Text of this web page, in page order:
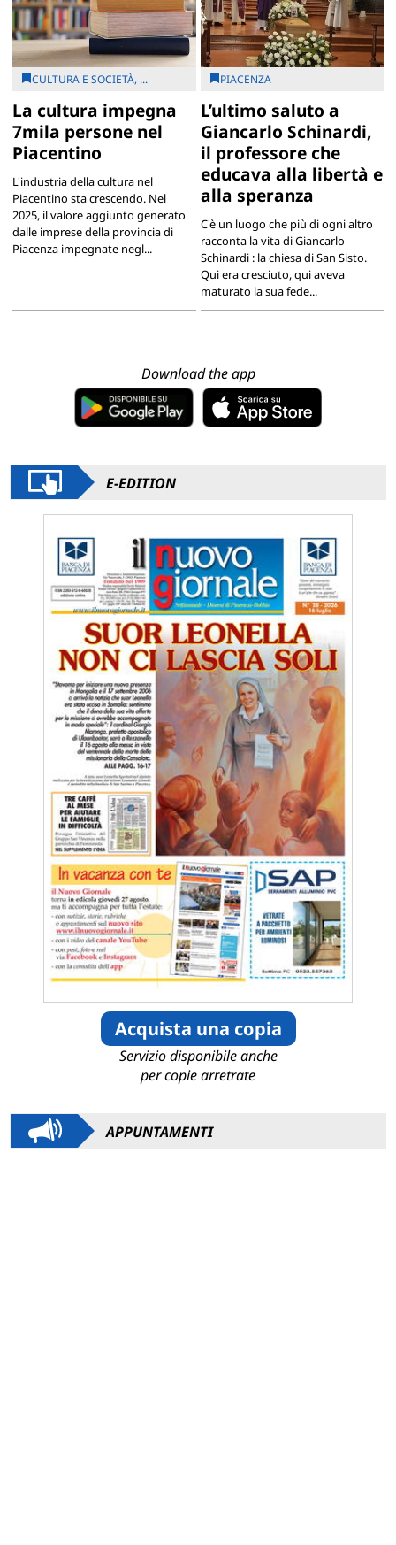
CULTURA E SOCIETÀ, ...
La cultura impegna
7mila persone nel
Piacentino
L'industria della cultura nel
Piacentino sta crescendo. Nel
2025, il valore aggiunto generato
dalle imprese della provincia di
Piacenza impegnate negl...
PIACENZA
L’ultimo saluto a
Giancarlo Schinardi,
il professore che
educava alla libertà e
alla speranza
C'è un luogo che più di ogni altro
racconta la vita di Giancarlo
Schinardi : la chiesa di San Sisto.
Qui era cresciuto, qui aveva
maturato la sua fede...
Download the app
E-EDITION
Acquista una copia
Servizio disponibile anche
per copie arretrate
APPUNTAMENTI